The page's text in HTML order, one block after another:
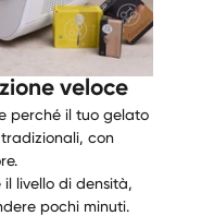
veloce
perché il tuo gelato
con
livello di densità,
pochi minuti.